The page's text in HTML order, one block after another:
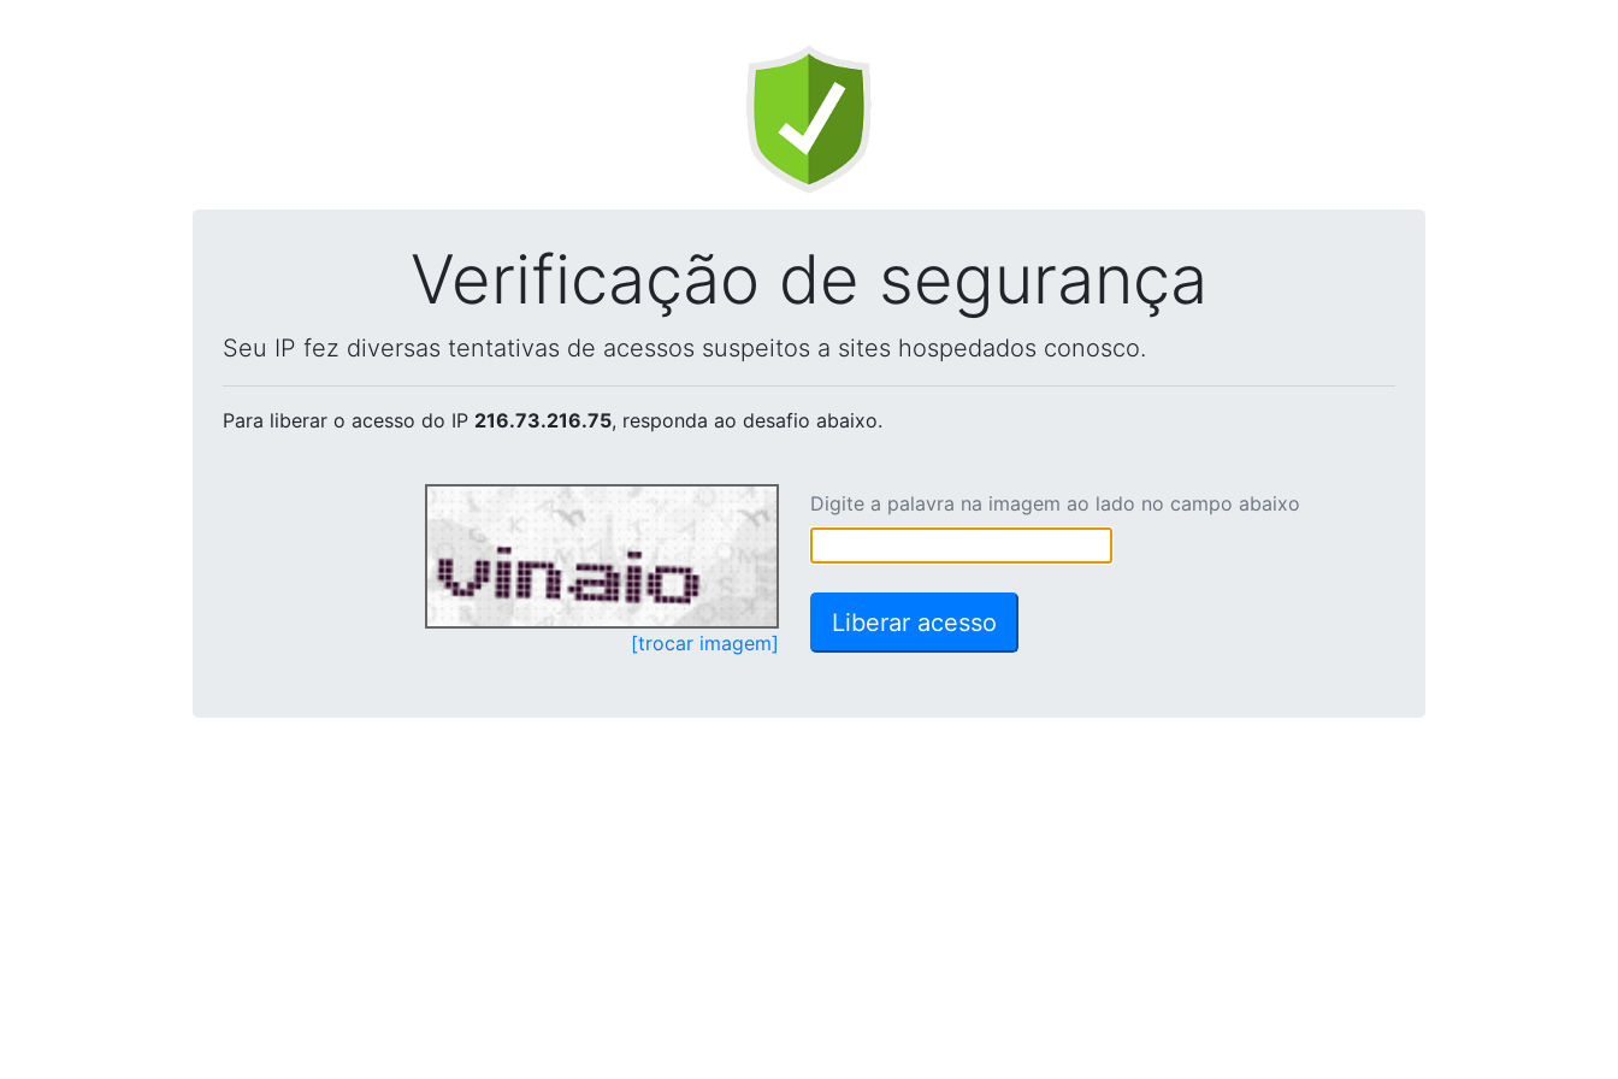
Verificação de segurança
Seu IP fez diversas tentativas de acessos suspeitos a sites hospedados conosco.
Para liberar o acesso do IP 216.73.216.75, responda ao desafio abaixo.
[trocar imagem]
Digite a palavra na imagem ao lado no campo abaixo